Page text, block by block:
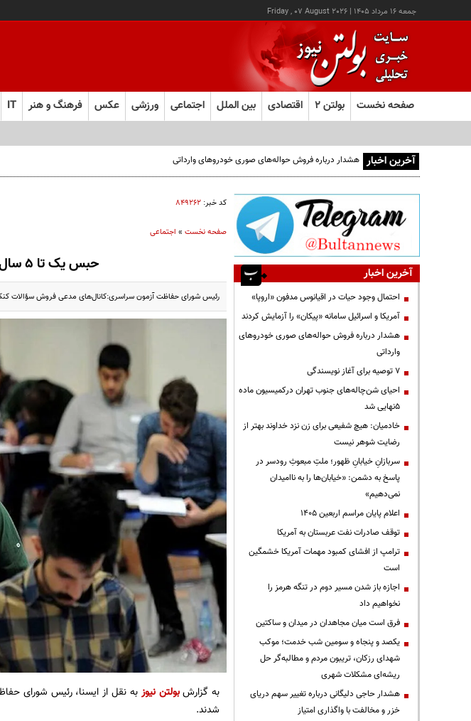
جمعه ۱۶ مرداد ۱۴۰۵ |
Friday , 07 August 2026
صفحه نخست بولتن ۲ اقتصادی بین الملل اجتماعی ورزشی عکس فرهنگ و هنر IT
آخرین اخبار هشدار درباره فروش حواله‌های صوری خودروهای وارداتی
کد خبر: ۸۴۹۲۶۲
صفحه نخست» اجتماعی
حبس یک تا ۵ سال در انتظار مجرمین فروش سوالات کنکور
رئیس شورای حفاظت آزمون سراسری:کانال‌های مدعی فروش سؤالات
به گزارشبولتن نیوز به نقل از ایسنا، رئیس شورای
شدند.
آخرین اخبار
احتمال وجود حیات در اقیانوس مدفون «اروپا»
آمریکا و اسرائیل سامانه «پیکان» را آزمایش کردند
هشدار درباره فروش حواله‌های صوری خودروهای
وارداتی
۷ توصیه برای آغاز نویسندگی
احیای شن‌چاله‌های جنوب تهران درکمیسیون ماده
۵نهایی شد
خادمیان: هیچ شفیعی برای زن نزد خداوند بهتر از
رضایت شوهر نیست
سربازانِ خیابانِ ظهور؛ ملتِ مبعوثِ رودسر در
پاسخ به دشمن: «خیابان‌ها را به ناامیدان
نمی‌دهیم»
اعلام پایان مراسم اربعین ۱۴۰۵
توقف صادرات نفت عربستان به آمریکا
ترامپ از افشای کمبود مهمات آمریکا خشمگین
است
اجازه باز شدن مسیر دوم در تنگه هرمز را
نخواهیم داد
فرق است میان مجاهدان در میدان و ساکتین
یکصد و پنجاه و سومین شب خدمت؛ موکب
شهدای رزکان، تریبون مردم و مطالبه‌گر حل
ریشه‌ای مشکلات شهری
هشدار حاجی دلیگانی درباره تغییر سهم دریای
خزر و مخالفت با واگذاری امتیاز